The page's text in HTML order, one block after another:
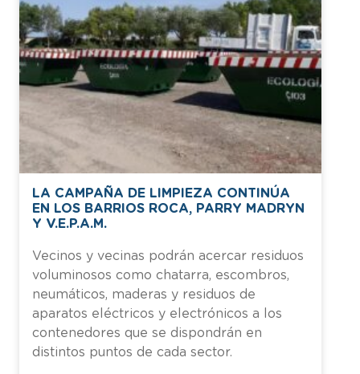
LA CAMPAÑA DE LIMPIEZA CONTINÚA
EN LOS BARRIOS ROCA, PARRY MADRYN
Y V.E.P.A.M.
Vecinos y vecinas podrán acercar residuos
voluminosos como chatarra, escombros,
neumáticos, maderas y residuos de
aparatos eléctricos y electrónicos a los
contenedores que se dispondrán en
distintos puntos de cada sector.